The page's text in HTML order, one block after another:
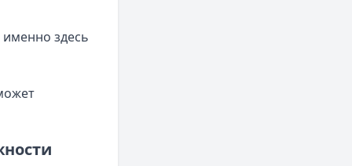
здесь